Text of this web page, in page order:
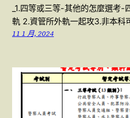
_1.四等或三等-其他的怎麼選考
軌 2.資管所外軌一起攻3.非本科
11 1 月, 2024